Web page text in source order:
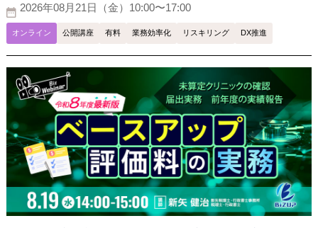
2026年08月21日（金）10:00〜17:00
オンライン 公開講座 有料 業務効率化 リスキリング DX推進